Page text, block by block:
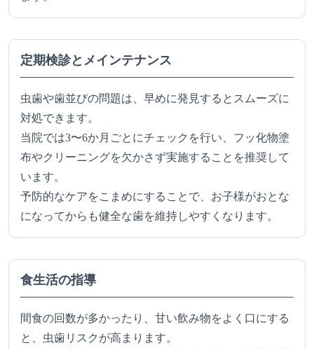
定期検診とメインテナンス
虫歯や歯並びの問題は、早めに発見するとスムーズに
対処できます。
当院では3〜6か月ごとにチェックを行い、フッ化物塗
布やクリーニングを欠かさず実施することを推奨して
います。
予防的なケアをこまめにすることで、お子様がおとな
になってからも健全な歯を維持しやすくなります。
食生活の指導
間食の回数が多かったり、甘い飲み物をよく口にする
と、虫歯リスクが高まります。